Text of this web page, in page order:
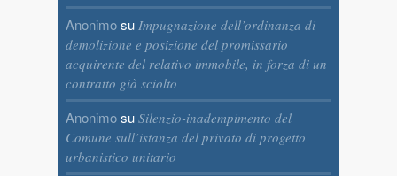
Anonimosu Impugnazione dell’ordinanza di
demolizione e posizione del promissario
acquirente del relativo immobile, in forza di un
contratto già sciolto
Anonimosu Silenzio-inadempimento del
Comune sull’istanza del privato di progetto
urbanistico unitario